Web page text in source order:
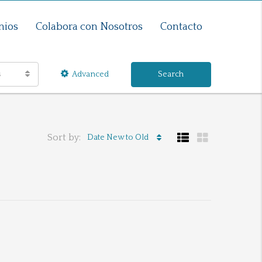
Colabora con Nosotros Contacto
Advanced Search
Sort by: Date New to Old